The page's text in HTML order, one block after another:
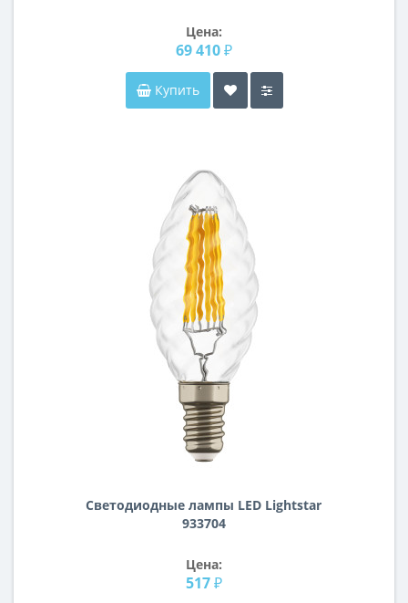
Цена:
69 410 ₽
Купить
Светодиодные лампы LED Lightstar
933704
Цена:
517 ₽